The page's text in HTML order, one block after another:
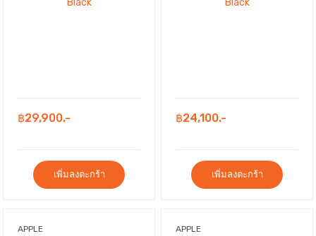
฿29,900.-
เพิ่มลงตะกร้า
฿24,100.-
เพิ่มลงตะกร้า
APPLE APPLE